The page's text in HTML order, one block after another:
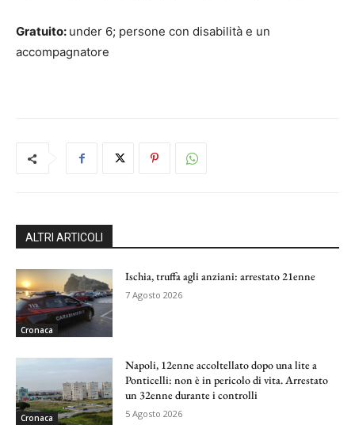
Gratuito: under 6; persone con disabilità e un
accompagnatore
ALTRI ARTICOLI
Cronaca
Ischia, truffa agli anziani: arrestato 21enne
7 Agosto 2026
Cronaca
Napoli, 12enne accoltellato dopo una lite a
Ponticelli: non è in pericolo di vita. Arrestato
un 32enne durante i controlli
5 Agosto 2026